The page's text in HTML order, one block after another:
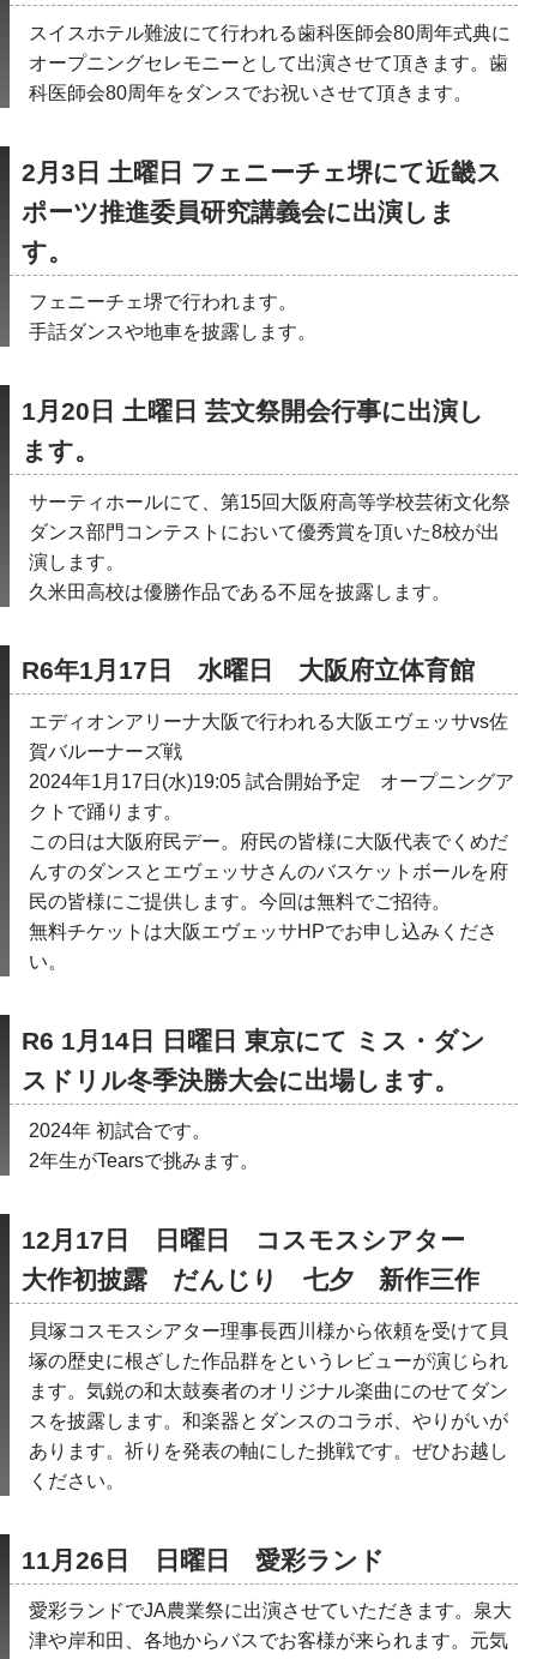
スイスホテル難波にて行われる歯科医師会80周年式典に
オープニングセレモニーとして出演させて頂きます。歯
科医師会80周年をダンスでお祝いさせて頂きます。
2月3日 土曜日 フェニーチェ堺にて近畿ス
ポーツ推進委員研究講義会に出演しま
す。
フェニーチェ堺で行われます。
手話ダンスや地車を披露します。
1月20日 土曜日 芸文祭開会行事に出演し
ます。
サーティホールにて、第15回大阪府高等学校芸術文化祭
ダンス部門コンテストにおいて優秀賞を頂いた8校が出
演します。
久米田高校は優勝作品である不屈を披露します。
R6年1月17日　水曜日　大阪府立体育館
エディオンアリーナ大阪で行われる大阪エヴェッサvs佐
賀バルーナーズ戦
2024年1月17日(水)19:05 試合開始予定　オープニングア
クトで踊ります。
この日は大阪府民デー。府民の皆様に大阪代表でくめだ
んすのダンスとエヴェッサさんのバスケットボールを府
民の皆様にご提供します。今回は無料でご招待。
無料チケットは大阪エヴェッサHPでお申し込みくださ
い。
R6 1月14日 日曜日 東京にて ミス・ダン
スドリル冬季決勝大会に出場します。
2024年 初試合です。
2年生がTearsで挑みます。
12月17日　日曜日　コスモスシアター
大作初披露　だんじり　七夕　新作三作
貝塚コスモスシアター理事長西川様から依頼を受けて貝
塚の歴史に根ざした作品群をというレビューが演じられ
ます。気鋭の和太鼓奏者のオリジナル楽曲にのせてダン
スを披露します。和楽器とダンスのコラボ、やりがいが
あります。祈りを発表の軸にした挑戦です。ぜひお越し
ください。
11月26日　日曜日　愛彩ランド
愛彩ランドでJA農業祭に出演させていただきます。泉大
津や岸和田、各地からバスでお客様が来られます。元気